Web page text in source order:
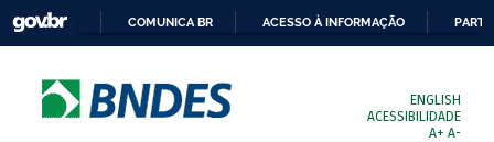
COMUNICA BR ACESSO À INFORMAÇÃO
ENGLISH
ACESSIBILIDADE
A+ A-